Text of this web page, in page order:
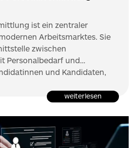
ist ein zentraler
Arbeitsmarktes. Sie
zwischen
Personalbedarf und
und Kandidaten,
offene Positionen effizient,
um die reine Vermittlung von
um einen strukturierten
Anforderungen,
weiterlesen